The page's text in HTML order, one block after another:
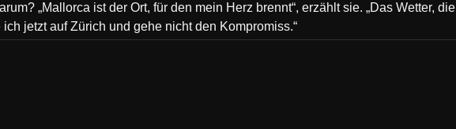
„Mallorca ist der Ort, für den mein Herz brennt“, erzählt sie. „Das Wetter, die
jetzt auf Zürich und gehe nicht den Kompromiss.“